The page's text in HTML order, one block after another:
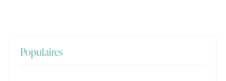
Populaires